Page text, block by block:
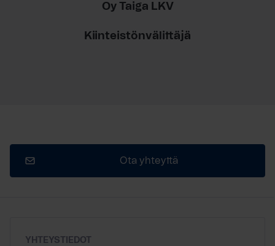
Oy Taiga LKV
Kiinteistönvälittäjä
Ota yhteyttä
YHTEYSTIEDOT